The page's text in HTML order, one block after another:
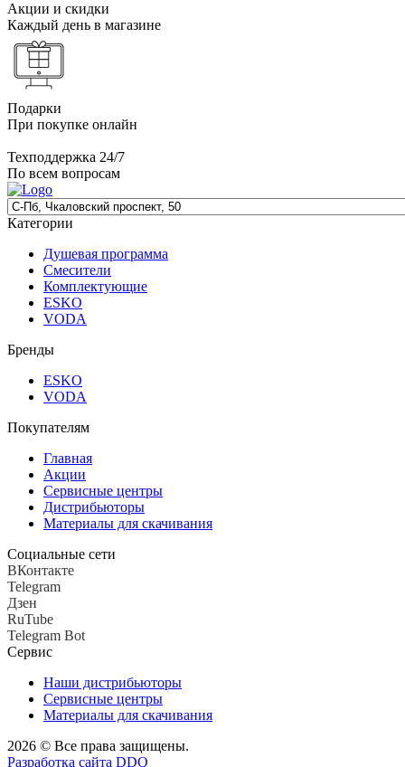
Акции и скидки
Каждый день в магазине
Подарки
При покупке онлайн
Техподдержка 24/7
По всем вопросам
Категории
Душевая программа
Смесители
Комплектующие
ESKO
VODA
Бренды
ESKO
VODA
Покупателям
Главная
Акции
Сервисные центры
Дистрибьюторы
Материалы для скачивания
Социальные сети
ВКонтакте
Telegram
Дзен
RuTube
Telegram Bot
Сервис
Наши дистрибьюторы
Сервисные центры
Материалы для скачивания
2026 © Все права защищены.
Разработка сайта DDQ